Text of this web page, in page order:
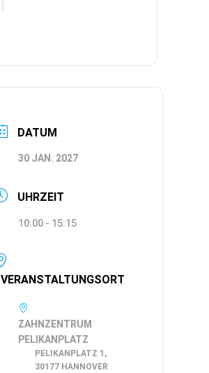
DATUM
30 JAN. 2027
UHRZEIT
10:00 - 15:15
VERANSTALTUNGSORT
ZAHNZENTRUM
PELIKANPLATZ
PELIKANPLATZ 1,
30177 HANNOVER